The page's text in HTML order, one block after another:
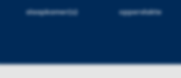
slaapkamer(s) oppervlakte